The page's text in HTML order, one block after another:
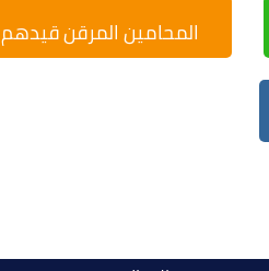
المحامين المرقن قيدهم